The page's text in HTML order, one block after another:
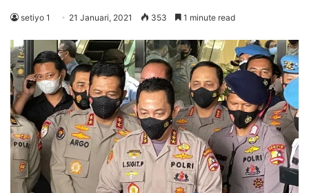
setiyo 1 21 Januari, 2021 353 1 minute read